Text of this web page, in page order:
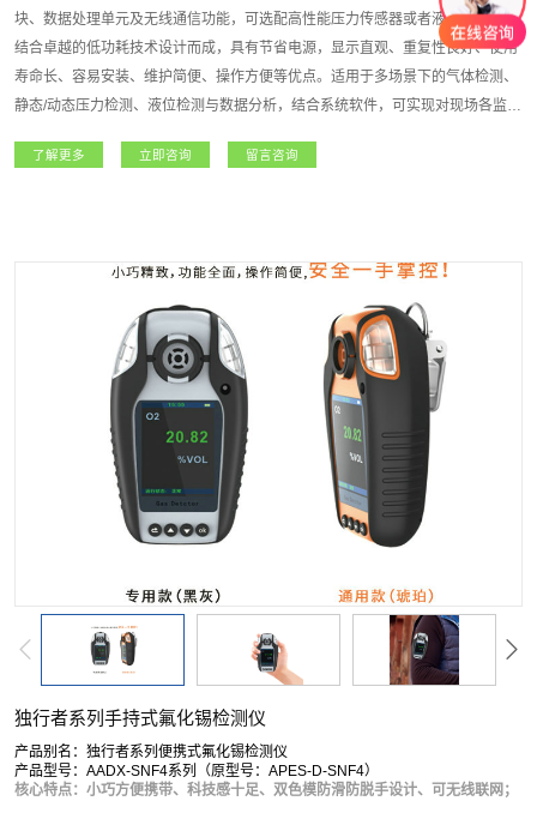
块、数据处理单元及无线通信功能，可选配高性能压力传感器或者液位传感器，
结合卓越的低功耗技术设计而成，具有节省电源，显示直观、重复性良好、使用
寿命长、容易安装、维护简便、操作方便等优点。适用于多场景下的气体检测、
静态/动态压力检测、液位检测与数据分析，结合系统软件，可实现对现场各监测
数据，对现场设备的安全风险进行预估。适用于无人值守设备的数据采集、有限
了解更多 立即咨询 留言咨询
独行者系列手持式氟化锡检测仪
产品别名：独行者系列便携式氟化锡检测仪
产品型号：AADX-SNF4系列（原型号：APES-D-SNF4）
核心特点：小巧方便携带、科技感十足、双色模防滑防脱手设计、可无线联网；